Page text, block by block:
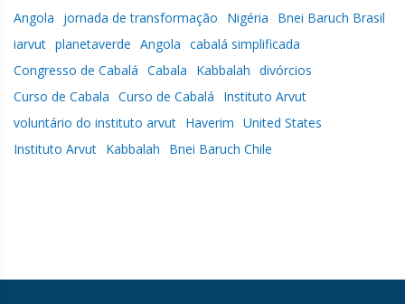
Angola jornada de transformação Nigéria
Bnei Baruch Brasil
iarvut planetaverde Angola cabalá simplificada
Congresso de Cabalá Cabala Kabbalah divórcios
Curso de Cabala Curso de Cabalá
Instituto Arvut
voluntário do instituto arvut Haverim United States
Instituto Arvut Kabbalah Bnei Baruch Chile